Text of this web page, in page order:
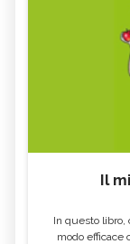
Il
In questo libro,
modo efficace